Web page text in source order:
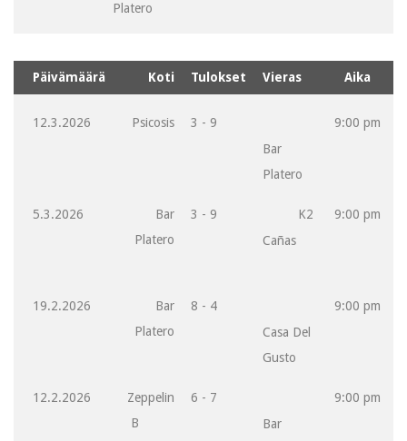
Platero
Päivämäärä Koti Tulokset Vieras Aika
12.3.2026 Psicosis
3 - 9
Bar
Platero
9:00 pm
5.3.2026
Bar
Platero
3 - 9
K2
Cañas
9:00 pm
19.2.2026
Bar
Platero
8 - 4
Casa Del
Gusto
9:00 pm
12.2.2026
Zeppelin
B
6 - 7
Bar
9:00 pm